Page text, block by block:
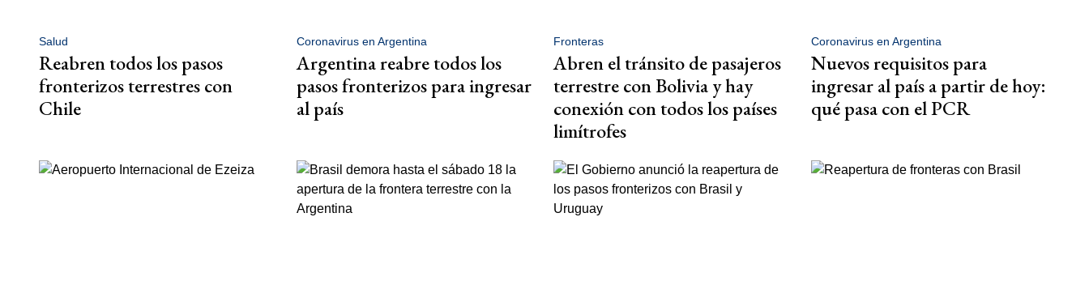
Salud
Reabren todos los pasos
fronterizos terrestres con
Chile
Coronavirus en Argentina
Argentina reabre todos los
pasos fronterizos para ingresar
al país
Fronteras
Abren el tránsito de pasajeros
terrestre con Bolivia y hay
conexión con todos los países
limítrofes
Coronavirus en Argentina
Nuevos requisitos para
ingresar al país a partir de hoy:
qué pasa con el PCR